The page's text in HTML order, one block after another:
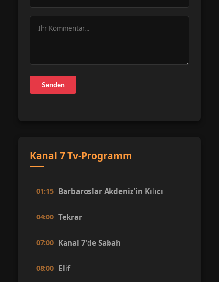
Senden
Kanal 7 Tv-Programm
01:15 Barbaroslar Akdeniz'in Kılıcı
04:00 Tekrar
07:00 Kanal 7'de Sabah
08:00 Elif